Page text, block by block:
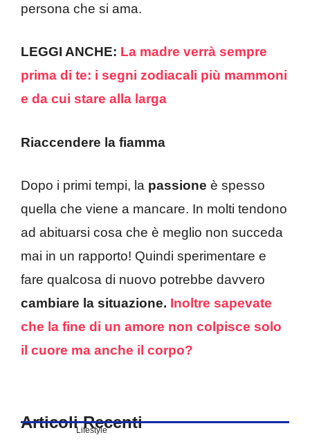
persona che si ama.
LEGGI ANCHE: La madre verrà sempre
prima di te: i segni zodiacali più mammoni
e da cui stare alla larga
Riaccendere la fiamma
Dopo i primi tempi, la passione è spesso
quella che viene a mancare. In molti tendono
ad abituarsi cosa che è meglio non succeda
mai in un rapporto! Quindi sperimentare e
fare qualcosa di nuovo potrebbe davvero
cambiare la situazione. Inoltre sapevate
che la fine di un amore non colpisce solo
il cuore ma anche il corpo?
Articoli Recenti
Lifestyle